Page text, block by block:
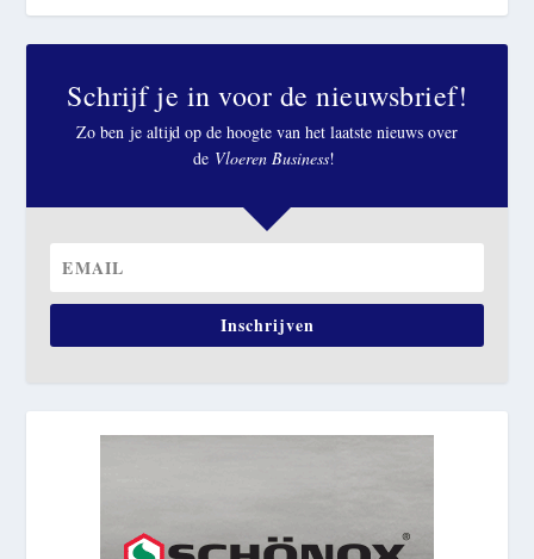
Schrijf je in voor de nieuwsbrief!
Zo ben je altijd op de hoogte van het laatste nieuws over
de Vloeren Business!
Inschrijven